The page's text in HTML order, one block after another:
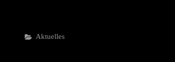
Categories
Aktuelles